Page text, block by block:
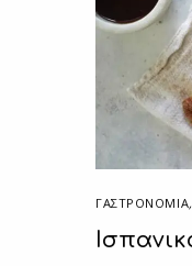
ΓΑΣΤΡΟΝΟΜΙΑ